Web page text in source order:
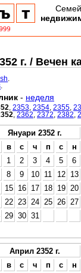
г. / Вечен
- неделя
2353 2354 2355
2362 2372 2382
Януари 2352 г.
в с ч п с
н
1
2 3 4 5
6
8 9 10 11 12
13
15 16 17 18 19
20
22 23 24 25 26
27
29 30 31
Април 2352 г.
в с ч п с
н